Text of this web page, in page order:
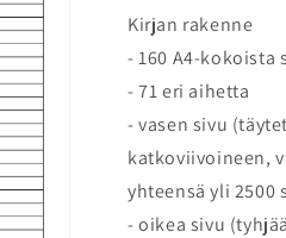
Kirjan rakenne
- 160 A4-kokoista
- 71 eri aihetta
- vasen sivu
katkoviivoineen,
yhteensä yli 2500
- oikea sivu